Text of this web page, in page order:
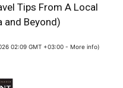
Tips From A Local
and Beyond)
02:09 GMT +03:00 - More info)